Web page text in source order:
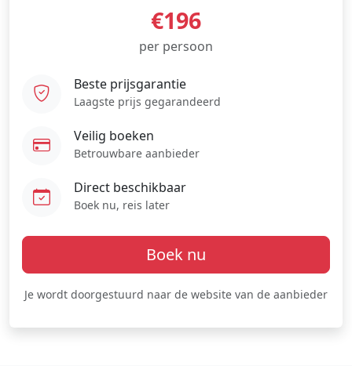
€196
per persoon
Beste prijsgarantie
Laagste prijs gegarandeerd
Veilig boeken
Betrouwbare aanbieder
Direct beschikbaar
Boek nu, reis later
Boek nu
Je wordt doorgestuurd naar de website van de aanbieder